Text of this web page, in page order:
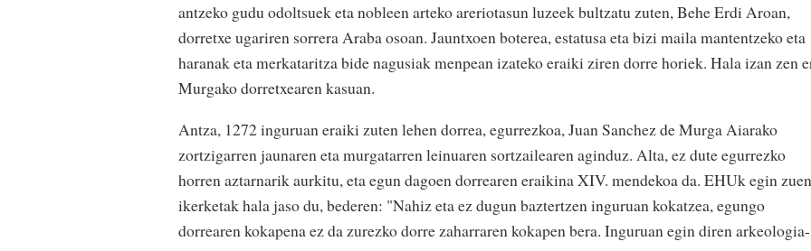
antzeko gudu odoltsuek eta nobleen arteko areriotasun luzeek bultzatu zuten, Behe Erdi Aroan,
dorretxe ugariren sorrera Araba osoan. Jauntxoen boterea, estatusa eta bizi maila mantentzeko eta
haranak eta merkataritza bide nagusiak menpean izateko eraiki ziren dorre horiek. Hala izan zen
Murgako dorretxearen kasuan.
Antza, 1272 inguruan eraiki zuten lehen dorrea, egurrezkoa, Juan Sanchez de Murga Aiarako
zortzigarren jaunaren eta murgatarren leinuaren sortzailearen aginduz. Alta, ez dute egurrezko
horren aztarnarik aurkitu, eta egun dagoen dorrearen eraikina XIV. mendekoa da. EHUk egin zuen
ikerketak hala jaso du, bederen: "Nahiz eta ez dugun baztertzen inguruan kokatzea, egungo
dorrearen kokapena ez da zurezko dorre zaharraren kokapen bera. Inguruan egin diren arkeologia-